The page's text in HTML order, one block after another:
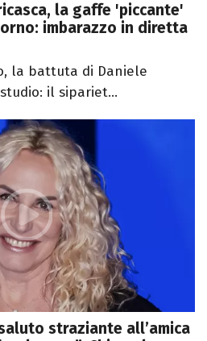
la gaffe 'piccante'
imbarazzo in diretta
la battuta di Daniele
il sipariet...
straziante all’amica